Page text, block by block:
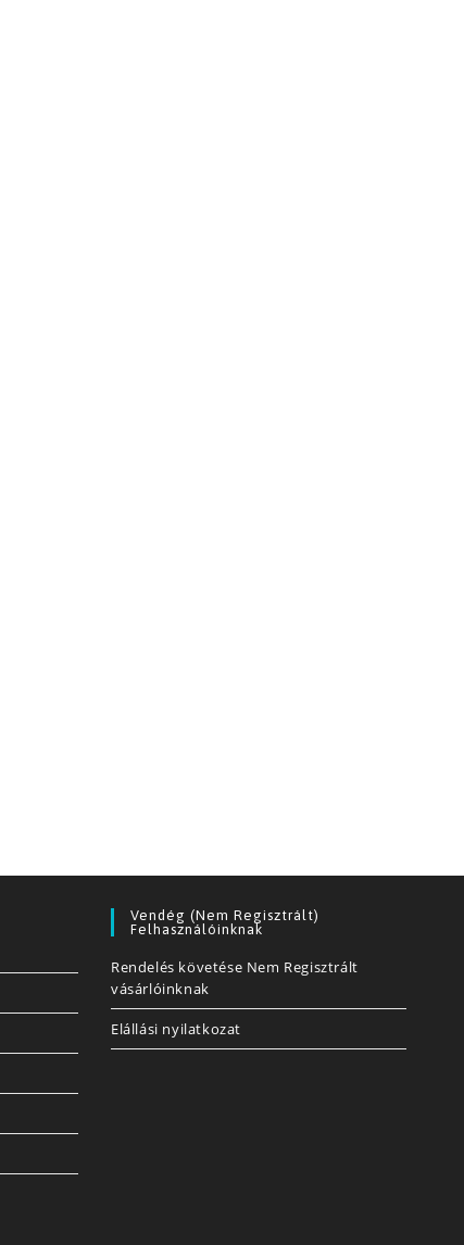
Vendég (nem Regisztrált)
Felhasználóinknak
Rendelés követése Nem Regisztrált
vásárlóinknak
Elállási nyilatkozat